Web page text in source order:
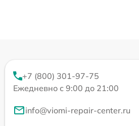
+7 (800) 301-97-75
Ежедневно с 9:00 до 21:00
info@viomi-repair-center.ru